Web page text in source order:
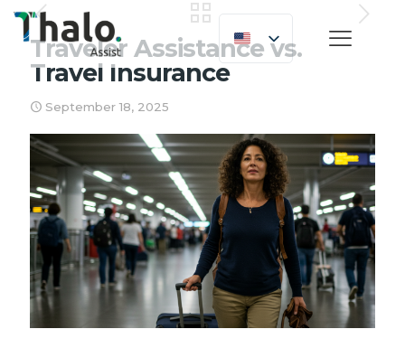
Traveler Assistance vs.
Travel Insurance
September 18, 2025